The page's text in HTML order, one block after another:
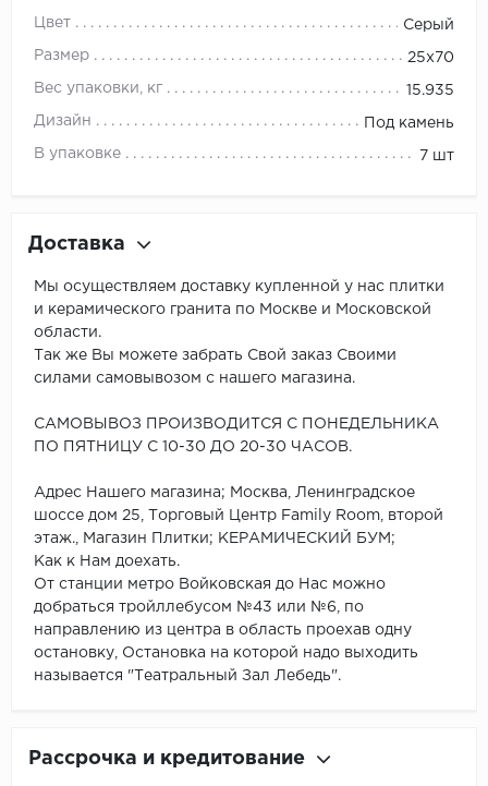
Цвет Серый
Размер 25х70
Вес упаковки, кг 15.935
Дизайн Под камень
В упаковке 7 шт
Доставка
Мы осуществляем доставку купленной у нас плитки
и керамического гранита по Москве и Московской
области.
Так же Вы можете забрать Свой заказ Своими
силами самовывозом с нашего магазина.
САМОВЫВОЗ ПРОИЗВОДИТСЯ С ПОНЕДЕЛЬНИКА
ПО ПЯТНИЦУ С 10-30 ДО 20-30 ЧАСОВ.
Адрес Нашего магазина; Москва, Ленинградское
шоссе дом 25, Торговый Центр Family Room, второй
этаж., Магазин Плитки; КЕРАМИЧЕСКИЙ БУМ;
Как к Нам доехать.
От станции метро Войковская до Нас можно
добраться тройллебусом №43 или №6, по
направлению из центра в область проехав одну
остановку, Остановка на которой надо выходить
называется "Театральный Зал Лебедь".
Рассрочка и кредитование